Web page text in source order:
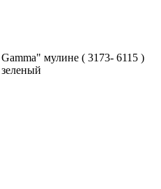
мулине ( 3173- 6115 )